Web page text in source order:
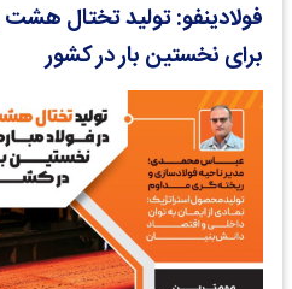
فولادینفو: تولید تختال هشت
برای نخستین بار در کشور